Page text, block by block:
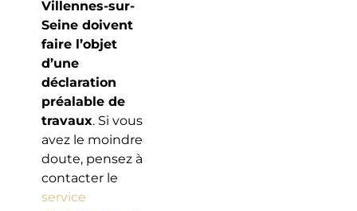
Villennes-sur-
Seine doivent
faire l’objet
d’une
déclaration
préalable de
travaux. Si vous
avez le moindre
doute, pensez à
contacter le
service